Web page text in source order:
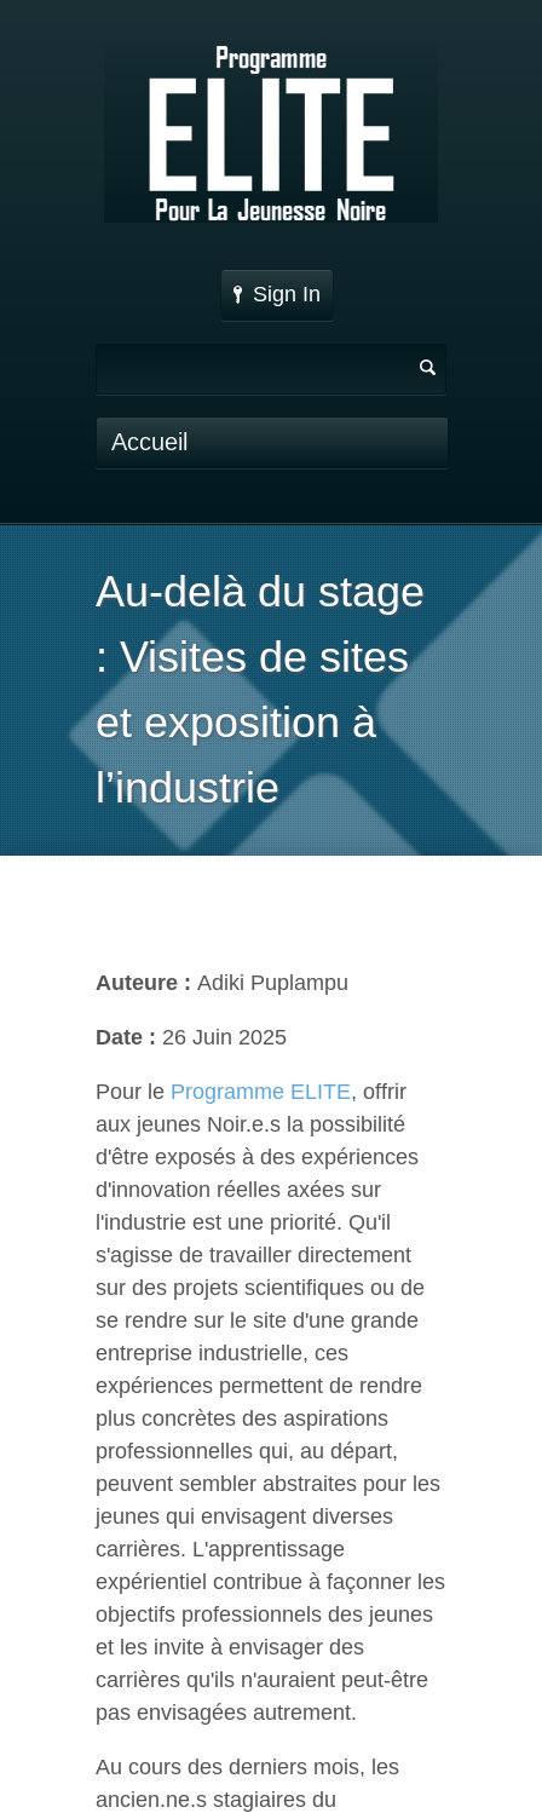
Sign In
Accueil
Au-delà du stage
: Visites de sites
et exposition à
l’industrie
Auteure : Adiki Puplampu
Date : 26 Juin 2025
Pour le Programme ELITE, offrir
aux jeunes Noir.e.s la possibilité
d'être exposés à des expériences
d'innovation réelles axées sur
l'industrie est une priorité. Qu'il
s'agisse de travailler directement
sur des projets scientifiques ou de
se rendre sur le site d'une grande
entreprise industrielle, ces
expériences permettent de rendre
plus concrètes des aspirations
professionnelles qui, au départ,
peuvent sembler abstraites pour les
jeunes qui envisagent diverses
carrières. L'apprentissage
expérientiel contribue à façonner les
objectifs professionnels des jeunes
et les invite à envisager des
carrières qu'ils n'auraient peut-être
pas envisagées autrement.
Au cours des derniers mois, les
ancien.ne.s stagiaires du